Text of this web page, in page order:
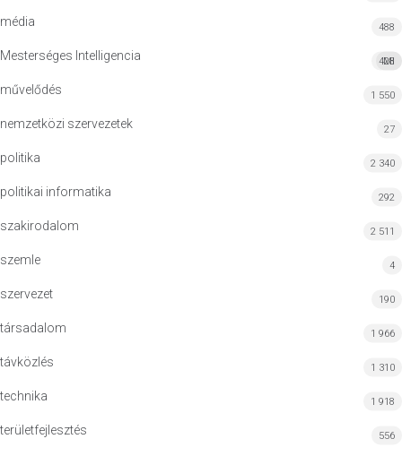
média 488
Mesterséges Intelligencia MI
428
művelődés 1 550
nemzetközi szervezetek 27
politika 2 340
politikai informatika 292
szakirodalom 2 511
szemle 4
szervezet 190
társadalom 1 966
távközlés 1 310
technika 1 918
területfejlesztés 556